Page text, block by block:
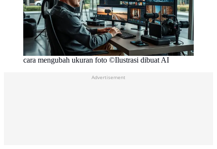
cara mengubah ukuran foto ©Ilustrasi dibuat AI
Advertisement